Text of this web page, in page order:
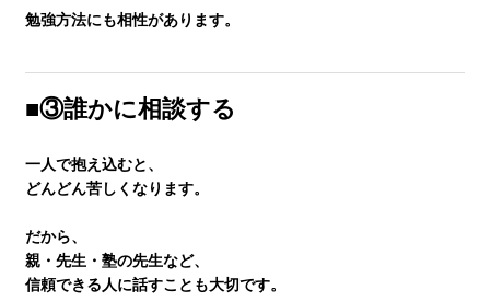
勉強方法にも相性があります。
■③誰かに相談する
一人で抱え込むと、
どんどん苦しくなります。
だから、
親・先生・塾の先生など、
信頼できる人に話すことも大切です。